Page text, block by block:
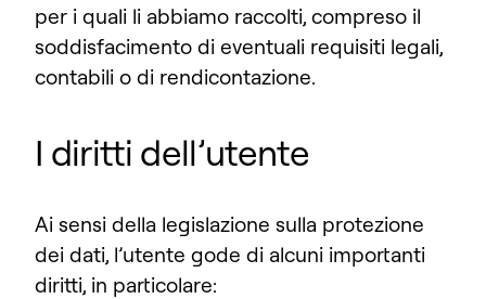
per i quali li abbiamo raccolti, compreso il
soddisfacimento di eventuali requisiti legali,
contabili o di rendicontazione.
I diritti dell’utente
Ai sensi della legislazione sulla protezione
dei dati, l’utente gode di alcuni importanti
diritti, in particolare: